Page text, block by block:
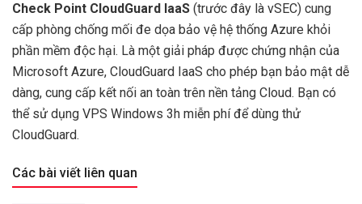
Check Point CloudGuard IaaS (trước đây là vSEC) cung
cấp phòng chống mối đe dọa bảo vệ hệ thống Azure khỏi
phần mềm độc hại. Là một giải pháp được chứng nhận của
Microsoft Azure, CloudGuard IaaS cho phép bạn bảo mật dễ
dàng, cung cấp kết nối an toàn trên nền tảng Cloud. Bạn có
thể sử dụng VPS Windows 3h miễn phí để dùng thử
CloudGuard.
Các bài viết liên quan